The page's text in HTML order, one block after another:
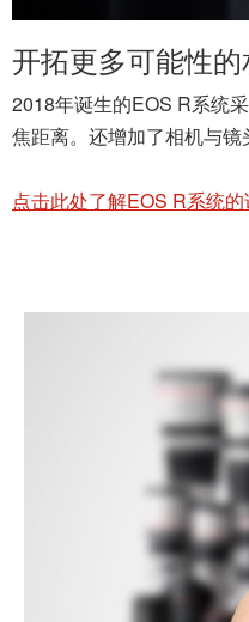
开拓更多可能性
2018年诞生的EOS R系统
焦距离。还增加了相机与
点击此处了解EOS R系统